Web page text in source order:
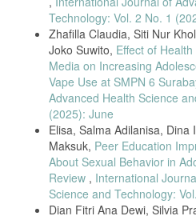
I. Manisalidis, E. Stavropoulou, A.
“Environmental and Health Impacts of
Public Heal., vol. 8, pp. 1–13, 2020,
X. Dong, X. Zhao, F. Peng, and D.
Pollution Exposure and its influence
Dispersion Modeling with GIS Spatial
1, pp. 1–12, 2020, doi: 10.1038/
P. M. Mannucci and M. Franchini,
Pollution in Developing Countries,”
vol. 14, no. 9, pp. 1–8, 2017, doi:
M. Filonchyk, V. Hurynovich, H. Yan,
“Impact assessment of covid-19 on
AOD over East China,” Aerosol Air
1530–1540, 2020, doi: 10.4209/
Technology: Vol. 2 No. 1
Zhafilla Claudia, Siti Nur
Joko Suwito, Effect of
Media on Increasing
Vape Use at SMPN 6
Advanced Health Science
(2025): June
Elisa, Salma Adilanisa,
Maksuk, Peer Education
About Sexual Behavior in
Review , International
Science and Technology:
Dian Fitri Ana Dewi, Silvia